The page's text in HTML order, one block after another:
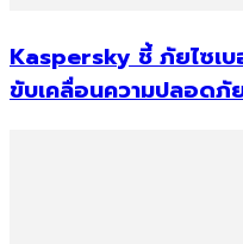
Kaspersky ชี้ ภัยไซเ
ขับเคลื่อนความปลอดภั